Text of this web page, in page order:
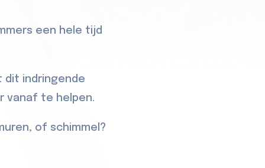
een hele tijd
dit indringende
vanaf te helpen.
of schimmel?